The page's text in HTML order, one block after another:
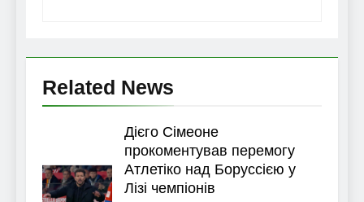
Related News
Дієго Сімеоне
прокоментував перемогу
Атлетіко над Боруссією у
Лізі чемпіонів